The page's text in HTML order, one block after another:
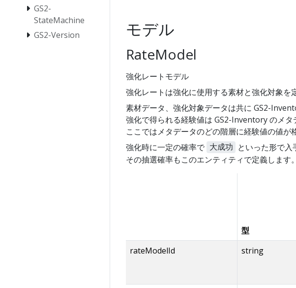
GS2-
StateMachine
GS2-Version
モデル
RateModel
強化レートモデル
強化レートは強化に使用する素材と強化対象を
素材データ、強化対象データは共に GS2-
強化で得られる経験値は GS2-Inventory のメタ
ここではメタデータのどの階層に経験値の値が
強化時に一定の確率で 大成功
といった形で入
その抽選確率もこのエンティティで定義します。
型
rateModelId
string